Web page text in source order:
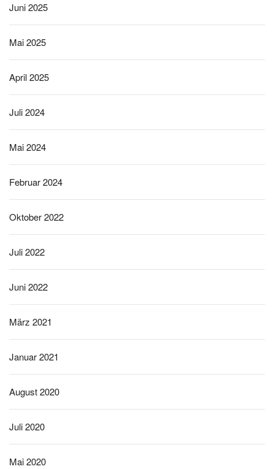
Juni 2025
Mai 2025
April 2025
Juli 2024
Mai 2024
Februar 2024
Oktober 2022
Juli 2022
Juni 2022
März 2021
Januar 2021
August 2020
Juli 2020
Mai 2020